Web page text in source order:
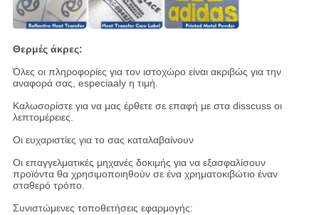
Θερμές άκρες:
Όλες οι πληροφορίες για τον ιστοχώρο είναι ακριβώς για την
αναφορά σας, especiaaly η τιμή.
Καλωσορίστε για να μας έρθετε σε επαφή με στα disscuss οι
λεπτομέρειες.
Οι ευχαριστίες για το σας καταλαβαίνουν
Οι επαγγελματικές μηχανές δοκιμής για να εξασφαλίσουν
προϊόντα θα χρησιμοποιηθούν σε ένα χρηματοκιβώτιο έναν
σταθερό τρόπο.
Συνιστώμενες τοποθετήσεις εφαρμογής: